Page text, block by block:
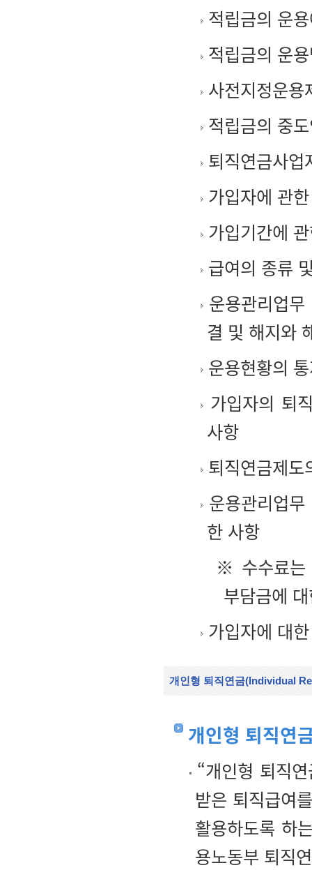
적립금의 운
적립금의 운
사전지정운용
적립금의 중
퇴직연금사
가입자에 관
가입기간에
급여의 종류
운용관리업
결 및 해지와
운용현황의
가입자의 퇴
사항
퇴직연금제도
운용관리업
한 사항
※ 수수료는
부담금에
가입자에 대
개인형 퇴직연금(Individual
개인형 퇴직연
“개인형 퇴직
받은 퇴직급여
활용하도록 하
용노동부 퇴직